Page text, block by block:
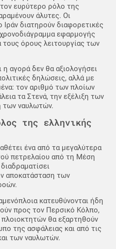
ευρύτερο ρόλο της
άλυτες. Οι
διατηρούν διαφορετικές
εφαρμογής
όρους λειτουργίας των
η αγορά δεν θα αξιολογήσει
δηλώσεις, αλλά με
τον αριθμό των πλοίων
τα Στενά, την εξέλιξη των
των ναυλωτών.
της ελληνικής
ένα από τα μεγαλύτερα
πετρελαίου από τη Μέση
αποκατάσταση των
κατευθύνονται ήδη
προς τον Περσικό Κόλπο,
θα εξαρτηθούν
της ασφάλειας και από τις
των ναυλωτών.